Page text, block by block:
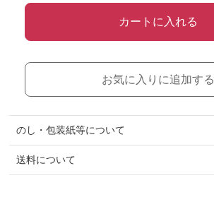
カートに入れる
お気に入りに追加する
のし・包装紙等について
送料について